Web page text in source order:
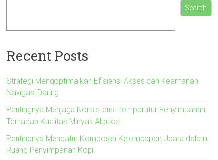
Search
Recent Posts
Strategi Mengoptimalkan Efisiensi Akses dan Keamanan
Navigasi Daring
Pentingnya Menjaga Konsistensi Temperatur Penyimpanan
Terhadap Kualitas Minyak Alpukat
Pentingnya Mengatur Komposisi Kelembapan Udara dalam
Ruang Penyimpanan Kopi